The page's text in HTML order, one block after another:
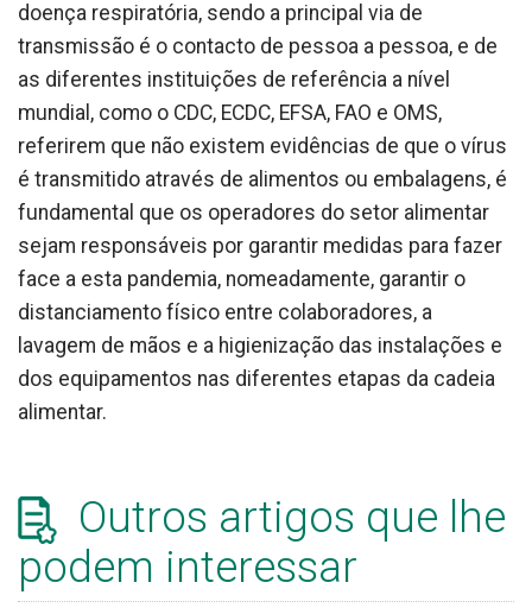
doença respiratória, sendo a principal via de
transmissão é o contacto de pessoa a pessoa, e de
as diferentes instituições de referência a nível
mundial, como o CDC, ECDC, EFSA, FAO e OMS,
referirem que não existem evidências de que o vírus
é transmitido através de alimentos ou embalagens, é
fundamental que os operadores do setor alimentar
sejam responsáveis por garantir medidas para fazer
face a esta pandemia, nomeadamente, garantir o
distanciamento físico entre colaboradores, a
lavagem de mãos e a higienização das instalações e
dos equipamentos nas diferentes etapas da cadeia
alimentar.
Outros artigos que lhe
podem interessar